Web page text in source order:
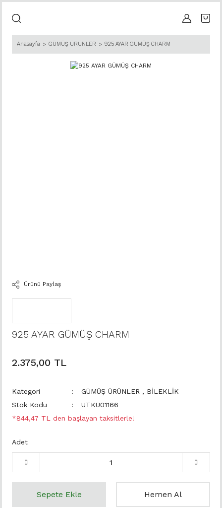
Anasayfa GÜMÜŞ ÜRÜNLER 925 AYAR GÜMÜŞ CHARM
Ürünü Paylaş
925 AYAR GÜMÜŞ CHARM
2.375,00 TL
Kategori GÜMÜŞ ÜRÜNLER , BİLEKLİK
Stok Kodu
UTKU01166
*844,47 TL den başlayan taksitlerle!
Adet
Sepete Ekle Hemen Al